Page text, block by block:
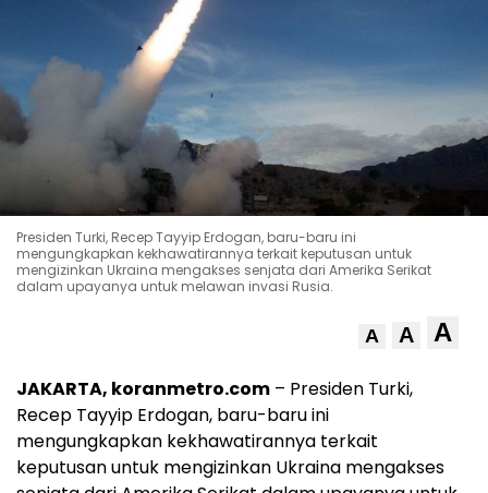
Presiden Turki, Recep Tayyip Erdogan, baru-baru ini
mengungkapkan kekhawatirannya terkait keputusan untuk
mengizinkan Ukraina mengakses senjata dari Amerika Serikat
dalam upayanya untuk melawan invasi Rusia.
A A A
JAKARTA, koranmetro.com – Presiden Turki,
Recep Tayyip Erdogan, baru-baru ini
mengungkapkan kekhawatirannya terkait
keputusan untuk mengizinkan Ukraina mengakses